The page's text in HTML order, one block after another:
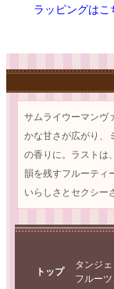
ラッピングはこ
サムライウーマンヴ
かな甘さが広がり、
の香りに。ラストは
韻を残すフルーティ
いらしさとセクシー
トップ
タンジ
フルー